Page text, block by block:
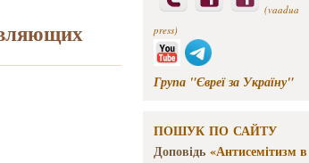
активності
конфесій в
обговорювали
(vaadua
press)
Група "Євреї за Україну"
ПОШУК ПО САЙТУ
Доповідь «Антисемітизм в